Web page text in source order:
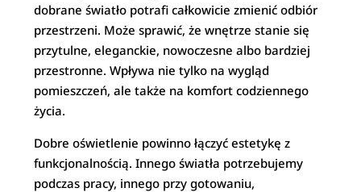
dobrane światło potrafi całkowicie zmienić odbiór
przestrzeni. Może sprawić, że wnętrze stanie się
przytulne, eleganckie, nowoczesne albo bardziej
przestronne. Wpływa nie tylko na wygląd
pomieszczeń, ale także na komfort codziennego
życia.
Dobre oświetlenie powinno łączyć estetykę z
funkcjonalnością. Innego światła potrzebujemy
podczas pracy, innego przy gotowaniu,